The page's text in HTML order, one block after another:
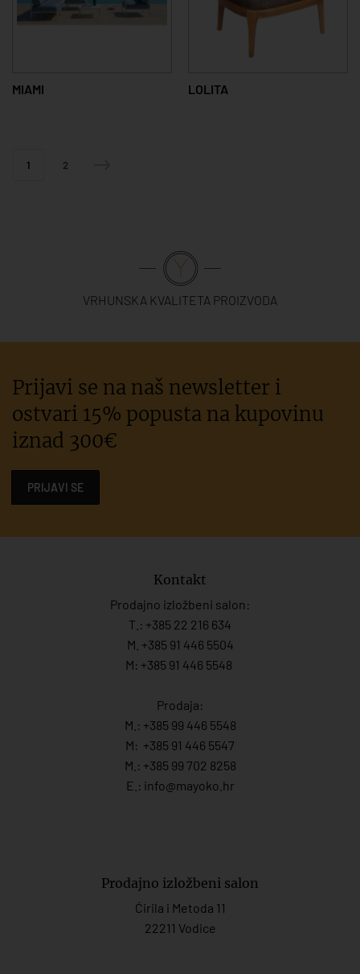
MIAMI LOLITA
1 2
VRHUNSKA KVALITETA PROIZVODA
Prijavi se na naš newsletter i
ostvari 15% popusta na kupovinu
iznad 300€
PRIJAVI SE
Kontakt
Prodajno izložbeni salon:
T.: +385 22 216 634
M. +385 91 446 5504
M: +385 91 446 5548
Prodaja:
M.: +385 99 446 5548
M: +385 91 446 5547
M.: +385 99 702 8258
E.: info@mayoko. hr
Prodajno izložbeni salon
Ćirila i Metoda 11
22211 Vodice